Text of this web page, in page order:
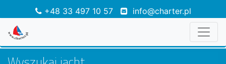
+48 33 497 10 57 info@charter.pl